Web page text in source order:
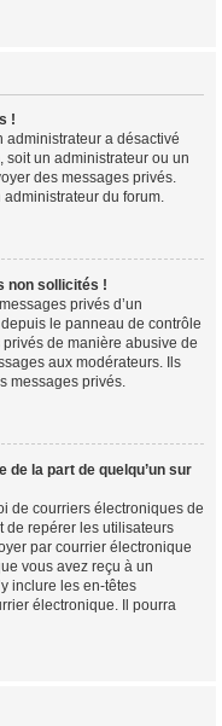
!
administrateur a désactivé
soit un administrateur ou un
des messages privés.
administrateur du forum.
non sollicités !
privés d’un
le panneau de contrôle
de manière abusive de
aux modérateurs. Ils
messages privés.
de la part de quelqu’un sur
de courriers électroniques de
de repérer les utilisateurs
par courrier électronique
vous avez reçu à un
inclure les en-têtes
électronique. Il pourra